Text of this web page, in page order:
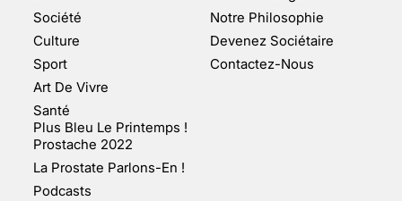
MARSEILLE (1/5)
10 jan 2022
Société
Culture
Sport
Art De Vivre
Santé
Plus Bleu Le Printemps !
Prostache 2022
La Prostate Parlons-En !
Podcasts
Notre Philosophie
Devenez Sociétaire
Contactez-Nous